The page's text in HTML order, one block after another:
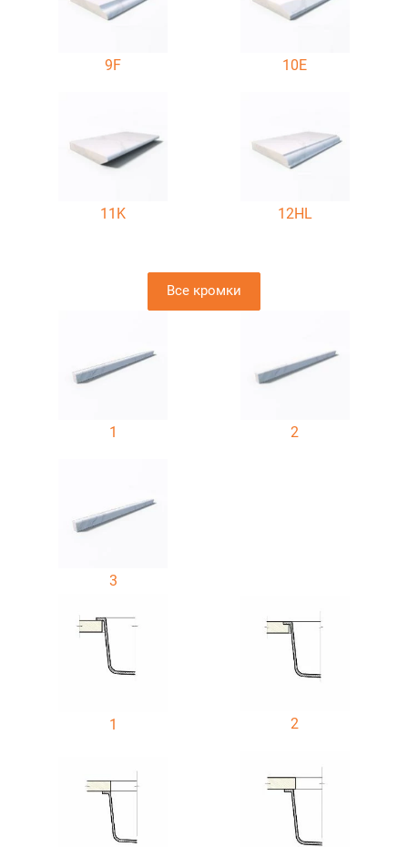
9F 10E
11K 12HL
Все кромки
1 2
3
1 2